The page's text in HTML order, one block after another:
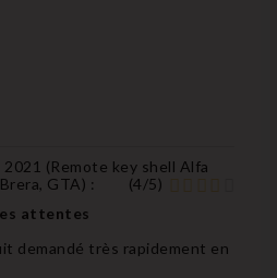
2021 (Remote key shell Alfa
GTA) : (4/5)
attentes
demandé très rapidement en